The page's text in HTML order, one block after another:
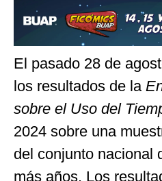
El pasado 28 de
los resultados de la
sobre el Uso del
2024 sobre una
del conjunto nacional
más años. Los